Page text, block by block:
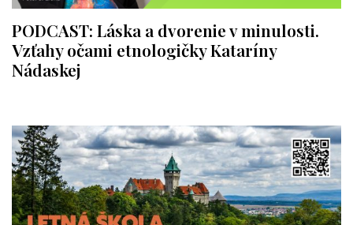
PODCAST: Láska a dvorenie v minulosti.
Vzťahy očami etnologičky Kataríny
Nádaskej